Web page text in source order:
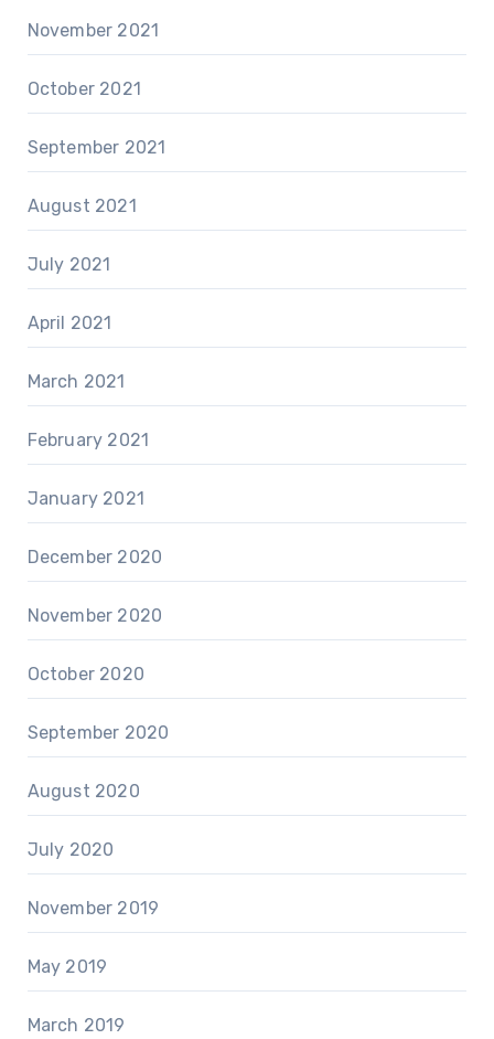
November 2021
October 2021
September 2021
August 2021
July 2021
April 2021
March 2021
February 2021
January 2021
December 2020
November 2020
October 2020
September 2020
August 2020
July 2020
November 2019
May 2019
March 2019